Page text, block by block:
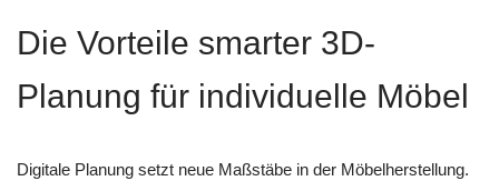
Die Vorteile smarter 3D-
Planung für individuelle Möbel
Digitale Planung setzt neue Maßstäbe in der Möbelherstellung.